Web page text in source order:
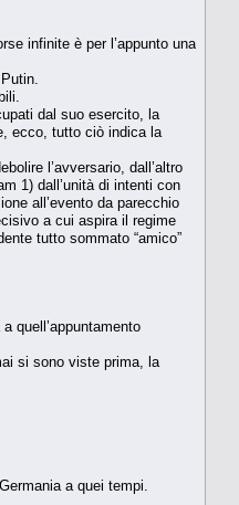
infinite è per l’appunto una
dal suo esercito, la
ecco, tutto ciò indica la
l’avversario, dall’altro
1) dall’unità di intenti con
all’evento da parecchio
a cui aspira il regime
tutto sommato “amico”
quell’appuntamento
si sono viste prima, la
a quei tempi.